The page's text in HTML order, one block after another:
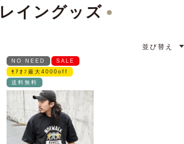
レイングッズ
並び替え
NO NEED
SALE
ﾓｱｵﾌ最大4000off
送料無料